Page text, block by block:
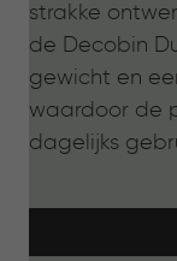
strakke
de Decobin
gewicht en
waardoor de
dagelijks